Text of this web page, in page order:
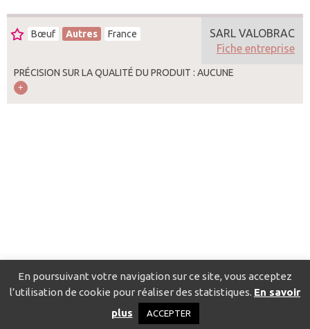
Bœuf Autres France
PRÉCISION SUR LA QUALITÉ DU PRODUIT : AUCUNE
SARL VALOBRAC
Fiche entreprise
Catalogue pour localiser les fournisseurs
Politique de confidentialité
En poursuivant votre navigation sur ce site, vous acceptez
l’utilisation de cookie pour réaliser des statistiques. En savoir
plus
ACCEPTER